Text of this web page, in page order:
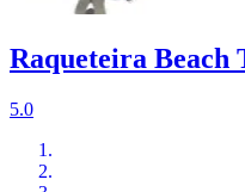
Raqueteira Beach
5.0